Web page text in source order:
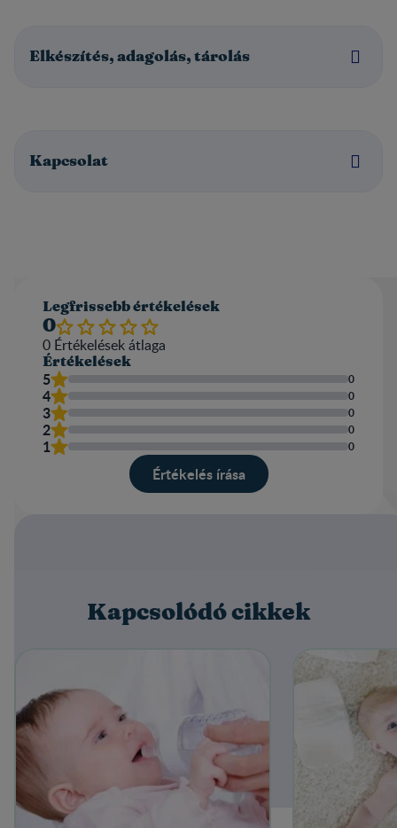
Elkészítés, adagolás, tárolás
Kapcsolat
Legfrissebb értékelések
0
0 Értékelések átlaga​
Értékelések
5 0
4 0
3 0
2 0
1 0
Értékelés írása​
Kapcsolódó cikkek